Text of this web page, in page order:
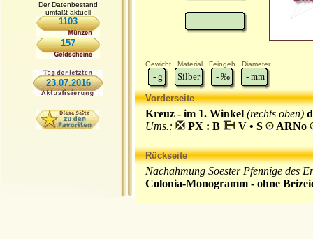
Der Datenbestand
umfaßt aktuell
1103
157
23.07.2016
Gewicht Material Feingeh. Diameter
- g Silber - ‰ - mm
Vorderseite
Kreuz - im 1. Winkel (rechts oben)
Ums.:
PX : B V • S ARNo
Rückseite
Nachahmung Soester Pfennige des
Colonia-Monogramm - ohne